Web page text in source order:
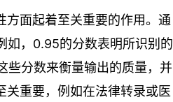
方面起着至关重要的作用。通
如，0.95的分数表明所识别的
些分数来衡量输出的质量，并
关重要，例如在法律转录或医